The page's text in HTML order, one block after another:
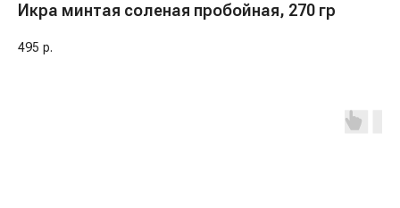
Икра минтая соленая пробойная, 270 гр
495 р.